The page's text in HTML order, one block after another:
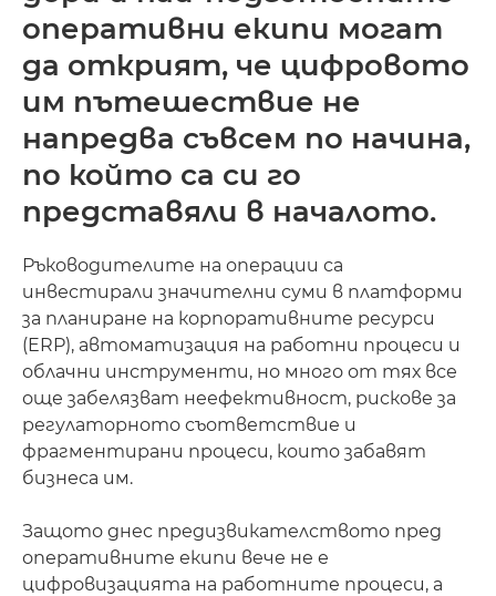
оперативни екипи могат
да открият, че цифровото
им пътешествие не
напредва съвсем по начина,
по който са си го
представяли в началото.
Ръководителите на операции са
инвестирали значителни суми в платформи
за планиране на корпоративните ресурси
(ERP), автоматизация на работни процеси и
облачни инструменти, но много от тях все
още забелязват неефективност, рискове за
регулаторното съответствие и
фрагментирани процеси, които забавят
бизнеса им.
Защото днес предизвикателството пред
оперативните екипи вече не е
цифровизацията на работните процеси, а